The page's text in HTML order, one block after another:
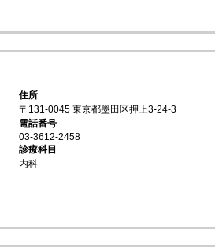
住所
〒131-0045 東京都墨田区押上3-24-3
電話番号
03-3612-2458
診療科目
内科